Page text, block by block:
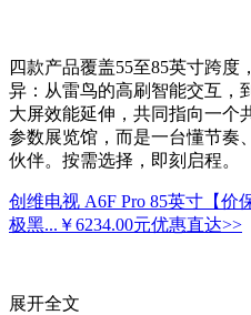
四款产品覆盖55至85英寸跨
异：从雷鸟的高刷智能交互，
大屏效能延伸，共同指向一
参数展览馆，而是一台懂节奏
伙伴。按需选择，即刻启程。
创维电视 A6F Pro 85英寸【价
极黑... ￥6234.00元优惠直达>>
展开全文